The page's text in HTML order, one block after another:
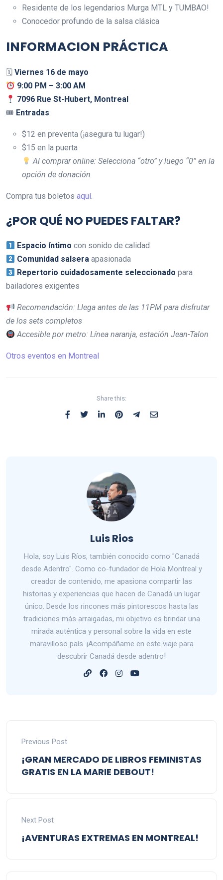
Residente de los legendarios Murga MTL y TUMBAO!
Conocedor profundo de la salsa clásica
INFORMACION PRÁCTICA
🗓 Viernes 16 de mayo
9:00 PM – 3:00 AM
7096 Rue St-Hubert, Montreal
🎟 Entradas:
$12 en preventa (¡asegura tu lugar!)
$15 en la puerta
Al comprar online: Selecciona “otro” y luego “0” en la
opción de donación
Compra tus boletos aquí.
¿POR QUÉ NO PUEDES FALTAR?
Espacio íntimo con sonido de calidad
Comunidad salsera apasionada
Repertorio cuidadosamente seleccionado para
bailadores exigentes
Recomendación: Llega antes de las 11PM para disfrutar
de los sets completos
Accesible por metro: Línea naranja, estación Jean-Talon
Otros eventos en Montreal
Share this:
Luis Rios
Hola, soy Luis Ríos, también conocido como "Canadá
desde Adentro". Como co-fundador de Hola Montreal y
creador de contenido, me apasiona compartir las
historias y experiencias que hacen de Canadá un lugar
único. Desde los rincones más pintorescos hasta las
tradiciones más arraigadas, mi objetivo es brindar una
mirada auténtica y personal sobre la vida en este
maravilloso país. ¡Acompáñame en este viaje para
descubrir Canadá desde adentro!
Previous Post
¡GRAN MERCADO DE LIBROS FEMINISTAS
GRATIS EN LA MARIE DEBOUT!
Next Post
¡AVENTURAS EXTREMAS EN MONTREAL!